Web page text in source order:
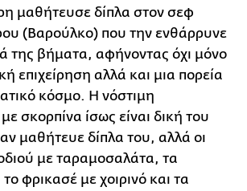
μαθήτευσε δίπλα στον σεφ
(Βαρούλκο) που την ενθάρρυνε
της βήματα, αφήνοντας όχι μόνο
επιχείρηση αλλά και μια πορεία
κόσμο. Η νόστιμη
σκορπίνα ίσως είναι δική του
μαθήτευε δίπλα του, αλλά οι
με ταραμοσαλάτα, τα
φρικασέ με χοιρινό και τα